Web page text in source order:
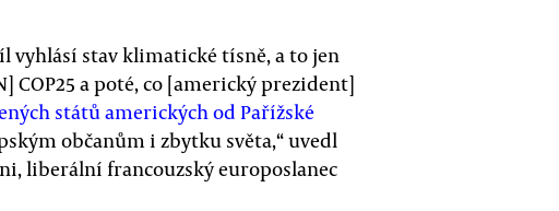
vyhlásí stav klimatické tísně, a to jen
a poté, co [americký prezident]
států amerických od Pařížské
občanům i zbytku světa,“ uvedl
liberální francouzský europoslanec